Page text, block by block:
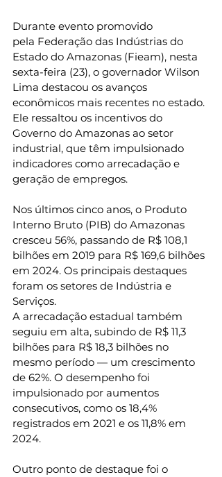
Durante evento promovido
pela Federação das Indústrias do
Estado do Amazonas (Fieam), nesta
sexta-feira (23), o governador Wilson
Lima destacou os avanços
econômicos mais recentes no estado.
Ele ressaltou os incentivos do
Governo do Amazonas ao setor
industrial, que têm impulsionado
indicadores como arrecadação e
geração de empregos.
Nos últimos cinco anos, o Produto
Interno Bruto (PIB) do Amazonas
cresceu 56%, passando de R$ 108,1
bilhões em 2019 para R$ 169,6 bilhões
em 2024. Os principais destaques
foram os setores de Indústria e
Serviços.
A arrecadação estadual também
seguiu em alta, subindo de R$ 11,3
bilhões para R$ 18,3 bilhões no
mesmo período — um crescimento
de 62%. O desempenho foi
impulsionado por aumentos
consecutivos, como os 18,4%
registrados em 2021 e os 11,8% em
2024.
Outro ponto de destaque foi o